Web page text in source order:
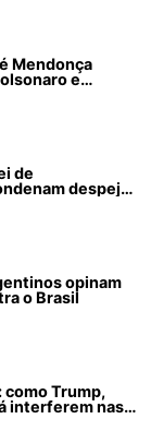
Mendonça
e
de
despejos
opinam
o Brasil
como Trump,
interferem nas